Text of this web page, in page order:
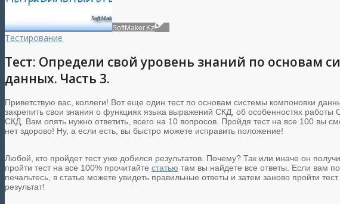
SoftMaker.Kz
Тестирование
Тест: Определи свой уровень знаний по основам
данных. Часть 3.
Приветствую вас, коллеги! Вот еще один тест по основам системы компоновки
закрепить свои знания о функциях языка выражений СКД, об особенностях работы
СКД. Вам опять нужно ответить, всего на 10 вопросов. Пройдя тест на все 100 вы
нет здорово! Ну, а если есть, вы быстро можете исправить положение!
Любой, кто пройдет тест уже добился результатов. Почему? Так или иначе он
пройти тест на все 100% прочитайте статью там вы найдете все ответы. Если вам
печальтесь, в статье можете увидеть правильные ответы и затем заново пройти
результат!